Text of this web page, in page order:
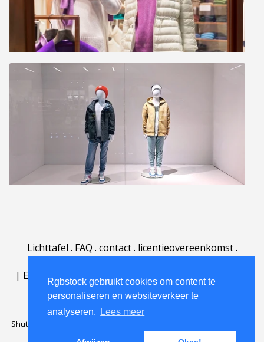
Rgbstock gebruikt cookies om content te
personaliseren en websiteverkeer te
analyseren.
Lees meer
Lichttafel . FAQ . contact. licentieovereenkomst.
| English | Deutsch Español | Português
Nederlands|
Shutterstock official partner of Rgbstock
Rgbstock